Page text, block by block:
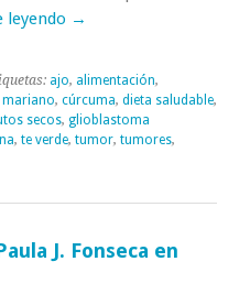
leyendo →
ajo, alimentación,
, cúrcuma, dieta saludable,
secos, glioblastoma
, te verde, tumor, tumores,
J. Fonseca en